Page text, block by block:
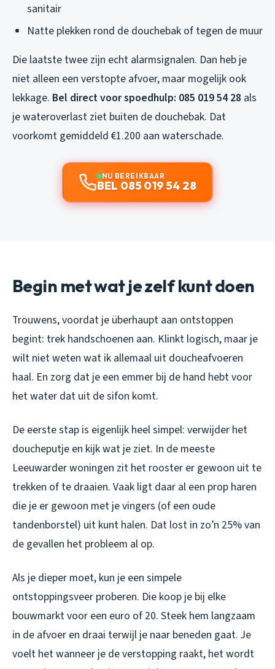
sanitair
Natte plekken rond de douchebak of tegen de muur
Die laatste twee zijn echt alarmsignalen. Dan heb je
niet alleen een verstopte afvoer, maar mogelijk ook
lekkage. Bel direct voor spoedhulp: 085 019 54 28 als
je wateroverlast ziet buiten de douchebak. Dat
voorkomt gemiddeld €1.200 aan waterschade.
NU BEREIKBAAR
BEL 085 019 54 28
Begin met wat je zelf kunt doen
Trouwens, voordat je überhaupt aan ontstoppen
begint: trek handschoenen aan. Klinkt logisch, maar je
wilt niet weten wat ik allemaal uit doucheafvoeren
haal. En zorg dat je een emmer bij de hand hebt voor
het water dat uit de sifon komt.
De eerste stap is eigenlijk heel simpel: verwijder het
doucheputje en kijk wat je ziet. In de meeste
Leeuwarder woningen zit het rooster er gewoon uit te
trekken of te draaien. Vaak ligt daar al een prop haren
die je er gewoon met je vingers (of een oude
tandenborstel) uit kunt halen. Dat lost in zo’n 25% van
de gevallen het probleem al op.
Als je dieper moet, kun je een simpele
ontstoppingsveer proberen. Die koop je bij elke
bouwmarkt voor een euro of 20. Steek hem langzaam
in de afvoer en draai terwijl je naar beneden gaat. Je
voelt het wanneer je de verstopping raakt, het wordt